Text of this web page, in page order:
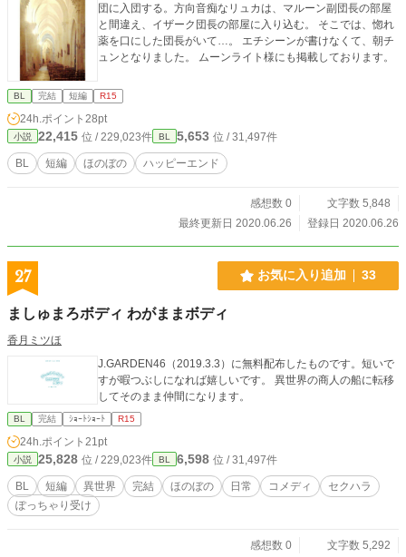
団に入団する。方向音痴なリュカは、マルーン副団長の部屋
と間違え、イザーク団長の部屋に入り込む。 そこでは、惚れ
薬を口にした団長がいて…。 エチシーンが書けなくて、朝チ
ュンとなりました。 ムーンライト様にも掲載しております。
BL 完結 短編 R15
24h.ポイント 28pt
小説 22,415 位 / 229,023件 BL 5,653 位 / 31,497件
BL 短編 ほのぼの ハッピーエンド
感想数 0
文字数 5,848
最終更新日 2020.06.26
登録日 2020.06.26
27 お気に入り追加 33
ましゅまろボディ わがままボディ
香月ミツほ
J.GARDEN46（2019.3.3）に無料配布したものです。短いで
すが暇つぶしになれば嬉しいです。 異世界の商人の船に転移
してそのまま仲間になります。
BL 完結 ｼｮｰﾄｼｮｰﾄ R15
24h.ポイント 21pt
小説 25,828 位 / 229,023件 BL 6,598 位 / 31,497件
BL 短編 異世界 完結 ほのぼの 日常 コメディ
セクハラ
ぽっちゃり受け
感想数 0
文字数 5,292